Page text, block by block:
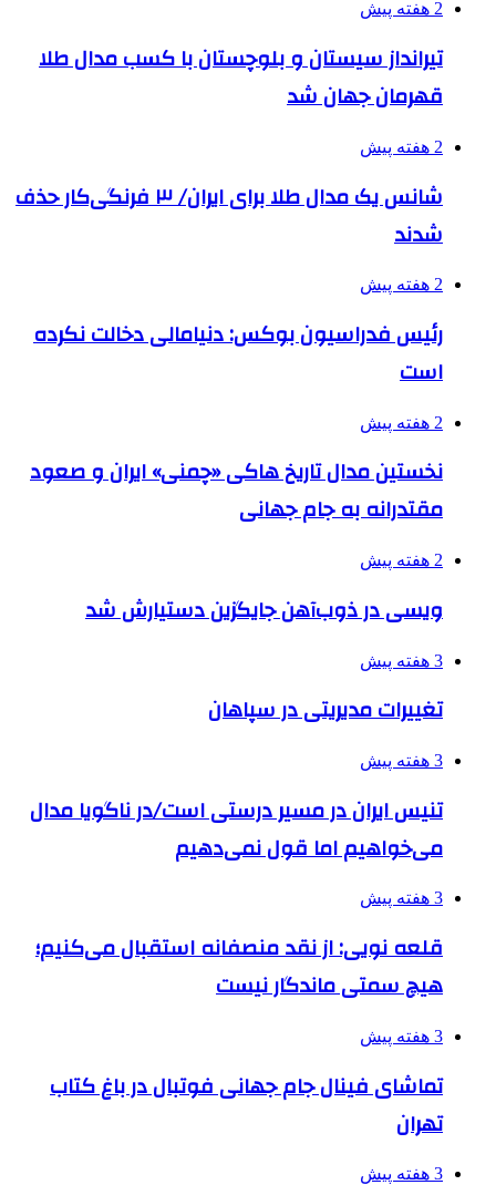
2 هفته پیش
تیرانداز سیستان و بلوچستان با کسب مدال طلا
قهرمان جهان شد
2 هفته پیش
شانس یک مدال طلا برای ایران/ ۳ فرنگی‌کار حذف
شدند
2 هفته پیش
رئیس فدراسیون بوکس: دنیامالی دخالت نکرده
است
2 هفته پیش
نخستین مدال تاریخ هاکی «چمنی» ایران و صعود
مقتدرانه به جام جهانی
2 هفته پیش
ویسی در ذوب‌آهن جایگزین دستیارش شد
3 هفته پیش
تغییرات مدیریتی در سپاهان
3 هفته پیش
تنیس ایران در مسیر درستی است/در ناگویا مدال
می‌خواهیم اما قول نمی‌دهیم
3 هفته پیش
قلعه نویی: از نقد منصفانه استقبال می‌کنیم؛
هیچ سمتی ماندگار نیست
3 هفته پیش
تماشای فینال جام جهانی فوتبال در باغ کتاب
تهران
3 هفته پیش